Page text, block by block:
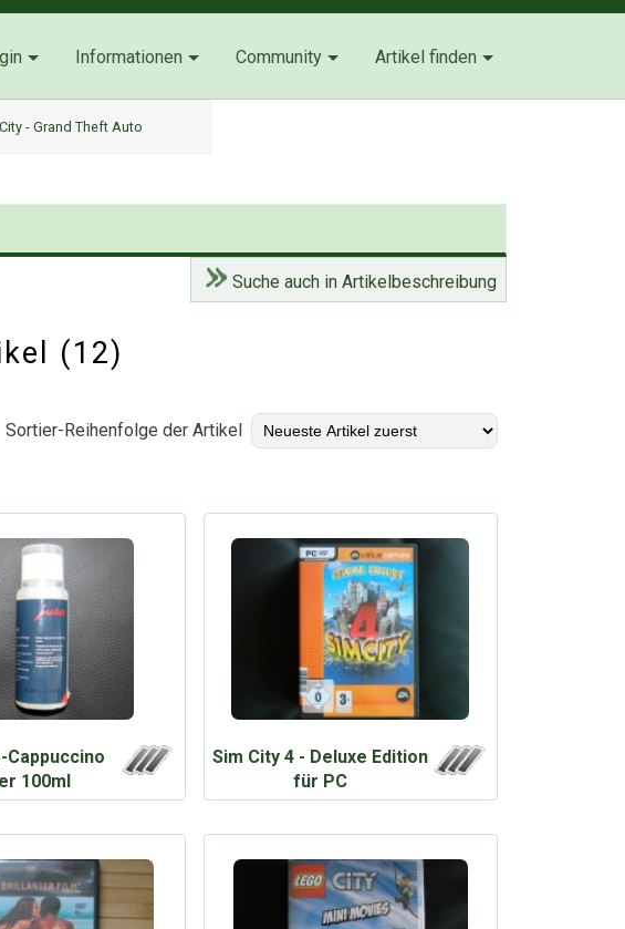
Informationen Community Artikel finden
- Grand Theft Auto
Suche auch in Artikelbeschreibung
(12)
Sortier-Reihenfolge der Artikel
Cappuccino
100ml
Sim City 4 - Deluxe Edition
für PC